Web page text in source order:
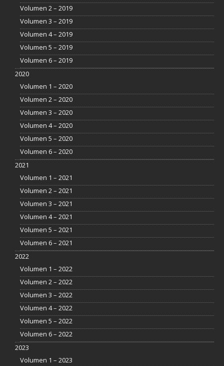
Volumen 2 – 2019
Volumen 3 – 2019
Volumen 4 – 2019
Volumen 5 – 2019
Volumen 6 – 2019
2020
Volumen 1 – 2020
Volumen 2 – 2020
Volumen 3 – 2020
Volumen 4 – 2020
Volumen 5 – 2020
Volumen 6 – 2020
2021
Volumen 1 – 2021
Volumen 2 – 2021
Volumen 3 – 2021
Volumen 4 – 2021
Volumen 5 – 2021
Volumen 6 – 2021
2022
Volumen 1 – 2022
Volumen 2 – 2022
Volumen 3 – 2022
Volumen 4 – 2022
Volumen 5 – 2022
Volumen 6 – 2022
2023
Volumen 1 – 2023